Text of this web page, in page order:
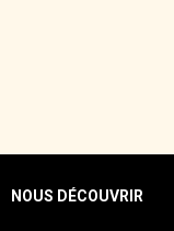
NOUS DÉCOUVRIR